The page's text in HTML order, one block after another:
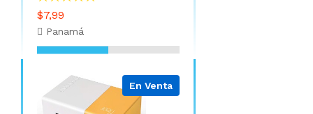
$7,99
Panamá
En Venta